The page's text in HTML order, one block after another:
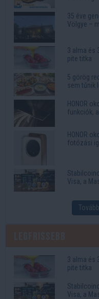
35 éve
Völgye –
3 alma és
pite titka
5 görög
sem tűnik
HONOR
funkciók,
HONOR
fotózási
Visa, a
3 alma és
pite titka
Visa, a